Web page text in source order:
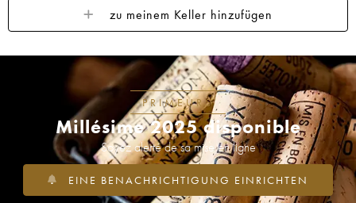
zu meinem Keller hinzufügen
PRIMEURS
Millésime 2025 disponible
Soyez alerté de sa mise en ligne
EINE BENACHRICHTIGUNG EINRICHTEN